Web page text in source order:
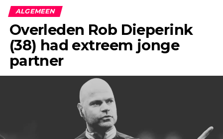
ALGEMEEN
Overleden Rob Dieperink
(38) had extreem jonge
partner